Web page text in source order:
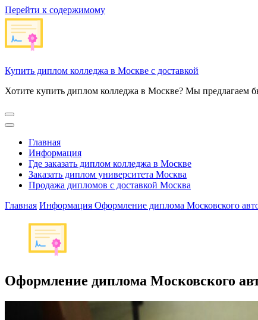
Перейти к содержимому
Купить диплом колледжа в Москве с доставкой
Хотите купить диплом колледжа в Москве? Мы предлагаем
Главная
Информация
Где заказать диплом колледжа в Москве
Заказать диплом университета Москва
Продажа дипломов с доставкой Москва
Главная Информация Оформление диплома Московского
Оформление диплома Московского